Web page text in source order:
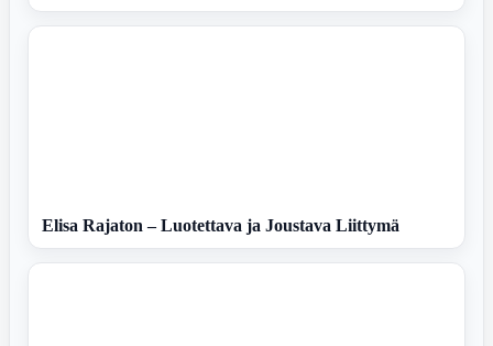
Elisa Rajaton – Luotettava ja Joustava Liittymä